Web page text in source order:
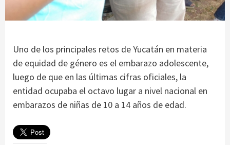
Uno de los principales retos de Yucatán en materia
de equidad de género es el embarazo adolescente,
luego de que en las últimas cifras oficiales, la
entidad ocupaba el octavo lugar a nivel nacional en
embarazos de niñas de 10 a 14 años de edad.